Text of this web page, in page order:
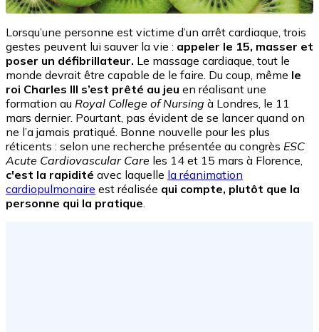
Lorsqu’une personne est victime d’un arrêt cardiaque, trois
gestes peuvent lui sauver la vie : appeler le 15, masser et
poser un défibrillateur. Le massage cardiaque, tout le
monde devrait être capable de le faire. Du coup, même le
roi Charles III s’est prêté au jeu en réalisant une
formation au Royal College of Nursing à Londres, le 11
mars dernier. Pourtant, pas évident de se lancer quand on
ne l’a jamais pratiqué. Bonne nouvelle pour les plus
réticents : selon une recherche présentée au congrès ESC
Acute Cardiovascular Care les 14 et 15 mars à Florence,
c'est la rapidité avec laquelle la réanimation
cardiopulmonaire est réalisée qui compte, plutôt que la
personne qui la pratique.